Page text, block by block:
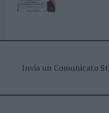
Invia un Comunicato